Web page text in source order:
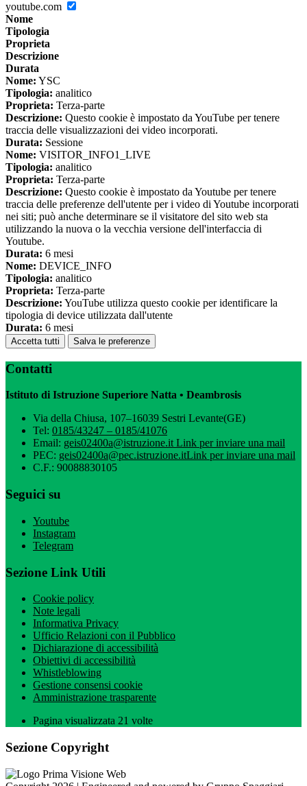
youtube.com
Nome
Tipologia
Proprieta
Descrizione
Durata
Nome: YSC
Tipologia: analitico
Proprieta: Terza-parte
Descrizione: Questo cookie è impostato da YouTube per tenere
traccia delle visualizzazioni dei video incorporati.
Durata: Sessione
Nome: VISITOR_INFO1_LIVE
Tipologia: analitico
Proprieta: Terza-parte
Descrizione: Questo cookie è impostato da Youtube per tenere
traccia delle preferenze dell'utente per i video di Youtube incorporati
nei siti; può anche determinare se il visitatore del sito web sta
utilizzando la nuova o la vecchia versione dell'interfaccia di
Youtube.
Durata: 6 mesi
Nome: DEVICE_INFO
Tipologia: analitico
Proprieta: Terza-parte
Descrizione: YouTube utilizza questo cookie per identificare la
tipologia di device utilizzata dall'utente
Durata: 6 mesi
Accetta tutti Salva le preferenze
Contatti
Istituto di Istruzione Superiore Natta • Deambrosis
Via della Chiusa, 107–16039 Sestri Levante(GE)
Tel: 0185/43247 – 0185/41076
Email: geis02400a@istruzione.itLink per inviare una mail
PEC: geis02400a@pec.istruzione.itLink per inviare una mail
C.F.: 90088830105
Seguici su
Youtube
Instagram
Telegram
Sezione Link Utili
Cookie policy
Note legali
Informativa Privacy
Ufficio Relazioni con il Pubblico
Dichiarazione di accessibilità
Obiettivi di accessibilità
Whistleblowing
Gestione consensi cookie
Amministrazione trasparente
Pagina visualizzata 21 volte
Sezione Copyright